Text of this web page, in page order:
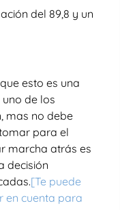
del 89,8 y un
esto es una
de los
mas no debe
para el
marcha atrás es
decisión
[Te puede
en cuenta para